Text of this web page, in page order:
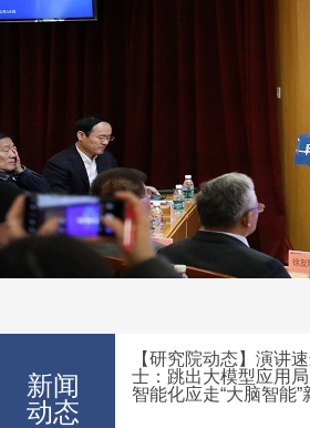
新闻
动态
【研究院动态】演讲
士：跳出大模型应用
智能化应走“大脑智能”